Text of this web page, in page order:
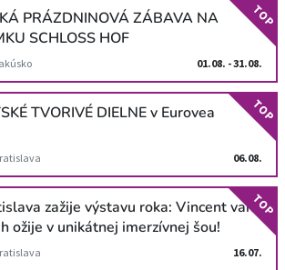
PRÁZDNINOVÁ ZÁBAVA NA
SCHLOSS HOF
01.08. - 31.08.
TOP
TVORIVÉ DIELNE v Eurovea
06.08.
TOP
zažije výstavu roka: Vincent van
ožije v unikátnej imerzívnej šou!
16.07.
TOP